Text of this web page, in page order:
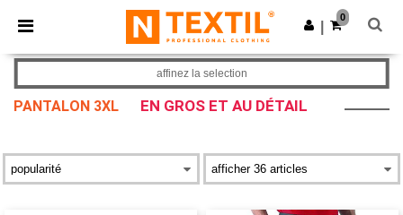
× Appli Ntextil
Meilleurs prix sur l’app !
Obtenir l'appli
0
PANTALON 3XL EN GROS ET AU DÉTAIL
affinez la selection